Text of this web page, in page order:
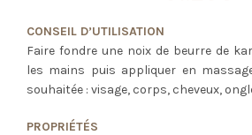
CONSEIL D’UTILISATION
Faire fondre une noix de beurre de
les mains puis appliquer en
souhaitée : visage, corps, cheveux,
PROPRIÉTÉS